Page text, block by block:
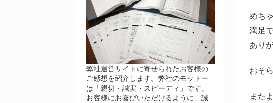
めち
満足
あり
おそ
また
弊社運営サイトに寄せられたお客様の
ご感想を紹介します。弊社のモットー
は「親切・誠実・スピーディ」です。
お客様にお喜びいただけるように、誠